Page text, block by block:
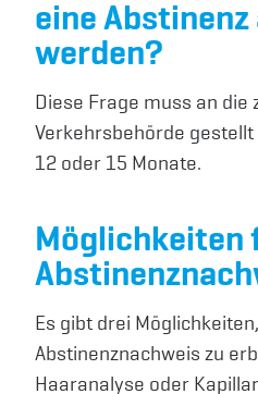
eine
werden?
Diese Frage muss an die
Verkehrsbehörde gestellt
12 oder 15 Monate.
Möglichkeiten
Es gibt drei
Abstinenznachweis zu
Haaranalyse oder